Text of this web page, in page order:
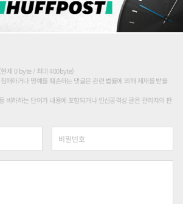
현재 0 byte / 최대 400byte)
해하거나 명예를 훼손하는 댓글은 관련 법률에 의해 제재를 받을
비하하는 단어가 내용에 포함되거나 인신공격성 글은 관리자의 판